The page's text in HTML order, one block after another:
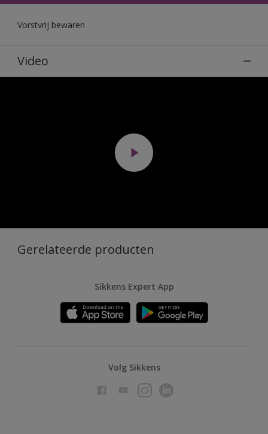
Vorstvrij bewaren
Video
Gerelateerde producten
Sikkens Expert App
Volg Sikkens